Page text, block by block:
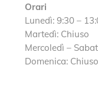
Orari
Lunedì: 9:30 –
Martedì: Chiuso
Mercoledì –
Domenica: Chiuso